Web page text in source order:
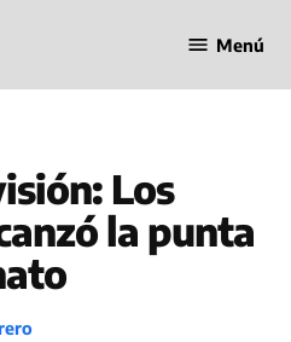
en Línea
Menú
Los
la punta